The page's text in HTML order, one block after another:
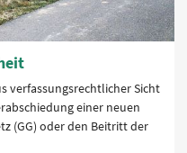
verfassungsrechtlicher Sicht
einer neuen
(GG) oder den Beitritt der